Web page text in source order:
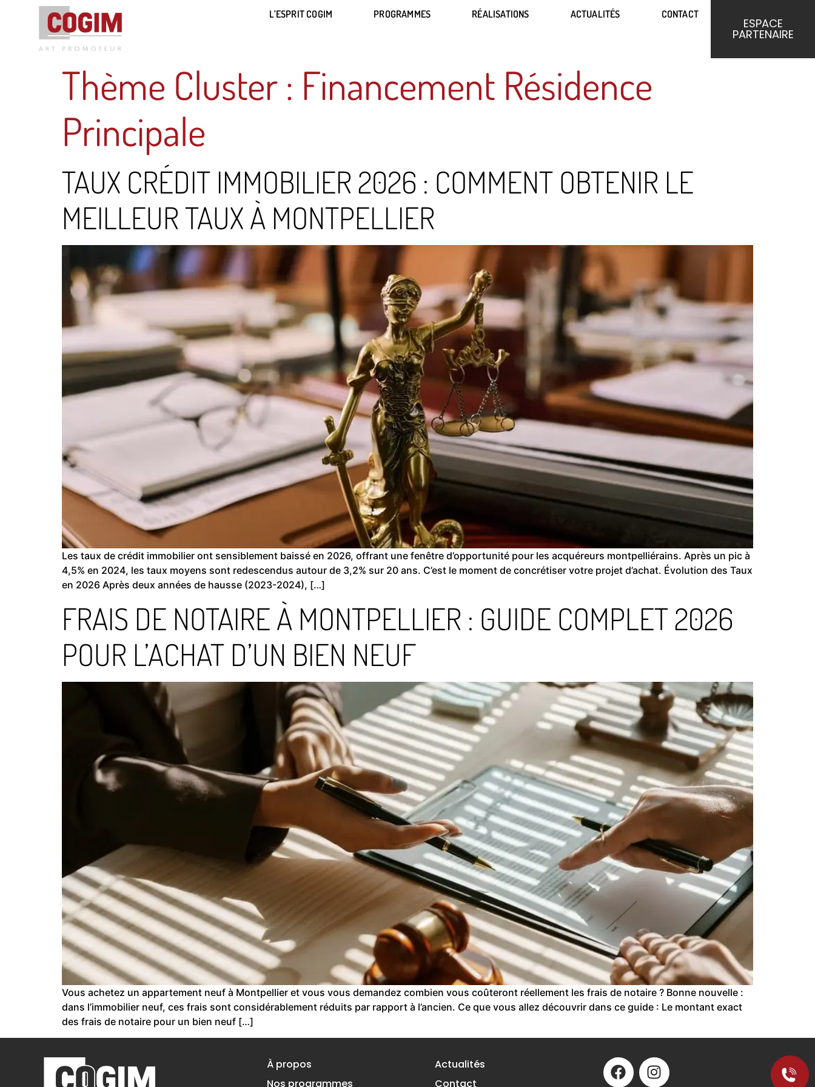
L’ESPRIT COGIM PROGRAMMES RÉALISATIONS ACTUALITÉS CONTACT
ESPACE
PARTENAIRE
L’ESPRIT COGIM PROGRAMMES RÉALISATIONS ACTUALITÉS CONTACT
ESPACE
PARTENAIRE
Thème Cluster : Financement Résidence
Principale
TAUX CRÉDIT IMMOBILIER 2026 : COMMENT OBTENIR LE
MEILLEUR TAUX À MONTPELLIER
Les taux de crédit immobilier ont sensiblement baissé en 2026, offrant une fenêtre d’opportunité pour les acquéreurs montpelliérains. Après un pic à
4,5% en 2024, les taux moyens sont redescendus autour de 3,2% sur 20 ans. C’est le moment de concrétiser votre projet d’achat. Évolution des Taux
en 2026 Après deux années de hausse (2023-2024), […]
FRAIS DE NOTAIRE À MONTPELLIER : GUIDE COMPLET 2026
POUR L’ACHAT D’UN BIEN NEUF
Vous achetez un appartement neuf à Montpellier et vous vous demandez combien vous coûteront réellement les frais de notaire ? Bonne nouvelle :
dans l’immobilier neuf, ces frais sont considérablement réduits par rapport à l’ancien. Ce que vous allez découvrir dans ce guide : Le montant exact
des frais de notaire pour un bien neuf […]
À propos
Nos programmes
Actualités
Contact